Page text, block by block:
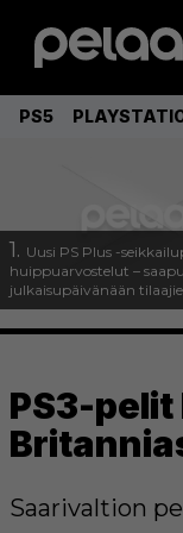
PS5
1. Uusi PS Plus -
huippuarvostelut –
julkaisupäivänään
PS3-
Saarivaltion